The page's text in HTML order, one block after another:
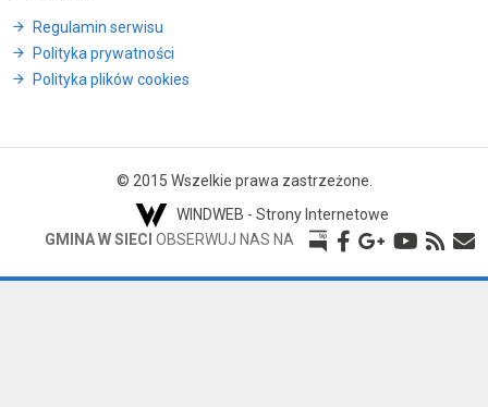
Regulamin serwisu
Polityka prywatności
Polityka plików cookies
© 2015 Wszelkie prawa zastrzeżone.
WINDWEB - Strony Internetowe
GMINA W SIECI OBSERWUJ NAS NA